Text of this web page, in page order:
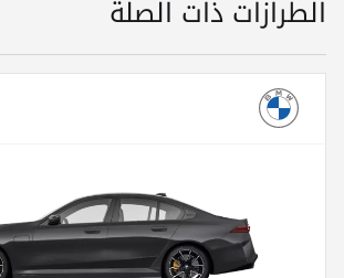
الطرازات ذات الصلة